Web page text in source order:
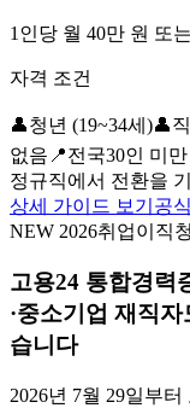
1인당 월 40만 원 또
자격 조건
👤청년 (19~34세)👤
없음 📍전국30인 미
정규직에서 전환을
상세 가이드 보기 공
NEW 2026취업이직
고용24 통합경력
·중소기업 재직
습니다
2026년 7월 29일부